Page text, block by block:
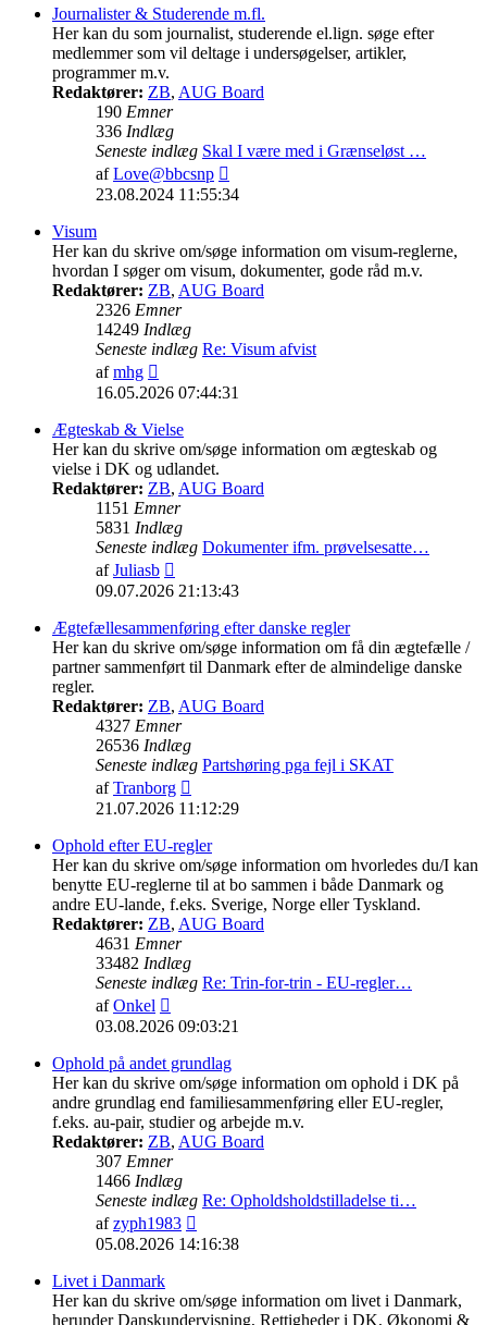
indlæg
Journalister & Studerende m.fl.
Her kan du som journalist, studerende el.lign. søge efter
medlemmer som vil deltage i undersøgelser, artikler,
programmer m.v.
Redaktører: ZB, AUG Board
190 Emner
336 Indlæg
Seneste indlæg Skal I være med i Grænseløst …
afLove@bbcsnp
det
23.08.2024 11:55:34
Visum
Her kan du skrive om/søge information om visum-reglerne,
hvordan I søger om visum, dokumenter, gode råd m.v.
Redaktører: ZB, AUG Board
2326 Emner
14249 Indlæg
Seneste indlæg Re: Visum afvist
afmhg
det
indlæg
16.05.2026 07:44:31
Ægteskab & Vielse
Her kan du skrive om/søge information om ægteskab og
vielse i DK og udlandet.
Redaktører: ZB, AUG Board
1151 Emner
5831 Indlæg
Seneste indlæg Dokumenter ifm. prøvelsesatte…
afJuliasb
det
indlæg
09.07.2026 21:13:43
Ægtefællesammenføring efter danske regler
Her kan du skrive om/søge information om få din ægtefælle /
partner sammenført til Danmark efter de almindelige danske
regler.
Redaktører: ZB, AUG Board
4327 Emner
26536 Indlæg
Seneste indlæg Partshøring pga fejl i SKAT
afTranborg
det
indlæg
21.07.2026 11:12:29
Ophold efter EU-regler
Her kan du skrive om/søge information om hvorledes du/I kan
benytte EU-reglerne til at bo sammen i både Danmark og
andre EU-lande, f.eks. Sverige, Norge eller Tyskland.
Redaktører: ZB, AUG Board
4631 Emner
33482 Indlæg
Seneste indlæg Re: Trin-for-trin - EU-regler…
afOnkel
det
indlæg
03.08.2026 09:03:21
Ophold på andet grundlag
Her kan du skrive om/søge information om ophold i DK på
andre grundlag end familiesammenføring eller EU-regler,
f.eks. au-pair, studier og arbejde m.v.
Redaktører: ZB, AUG Board
307 Emner
1466 Indlæg
Seneste indlæg Re: Opholdsholdstilladelse ti…
afzyph1983
det
05.08.2026 14:16:38
Livet i Danmark
Her kan du skrive om/søge information om livet i Danmark,
herunder Danskundervisning, Rettigheder i DK, Økonomi &